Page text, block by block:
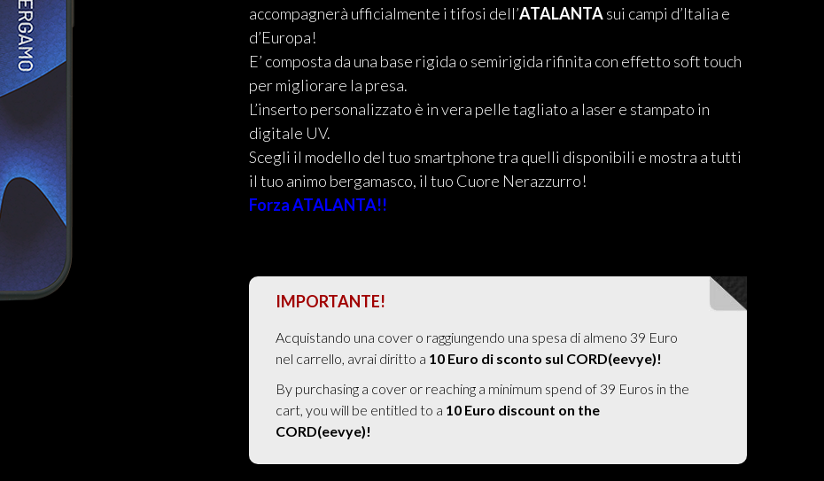
accompagnerà ufficialmente i tifosi dell’ATALANTAsui campi d’Italia e
d’Europa!
E’ composta da una base rigida o semirigida rifinita con effetto soft touch
per migliorare la presa.
L’inserto personalizzato è in vera pelle tagliato a laser e stampato in
digitale UV.
Scegli il modello del tuo smartphone tra quelli disponibili e mostra a tutti
il tuo animo bergamasco, il tuo Cuore Nerazzurro!
Forza ATALANTA!!
IMPORTANTE!
Acquistando una cover o raggiungendo una spesa di almeno 39 Euro
nel carrello, avrai diritto a 10 Euro di sconto sul CORD(eevye)!
By purchasing a cover or reaching a minimum spend of 39 Euros in the
cart, you will be entitled to a 10 Euro discount on the
CORD(eevye)!